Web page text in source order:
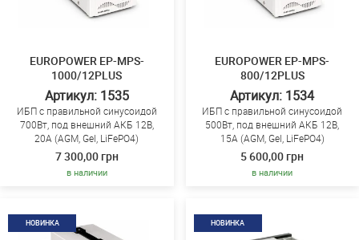
EUROPOWER EP-MPS-
1000/12PLUS
Артикул: 1535
ИБП с правильной синусоидой
700Вт, под внешний АКБ 12В,
20А (AGM, Gel, LiFePO4)
7 300,00 грн
в наличии
EUROPOWER EP-MPS-
800/12PLUS
Артикул: 1534
ИБП с правильной синусоидой
500Вт, под внешний АКБ 12В,
15А (AGM, Gel, LiFePO4)
5 600,00 грн
в наличии
НОВИНКА НОВИНКА